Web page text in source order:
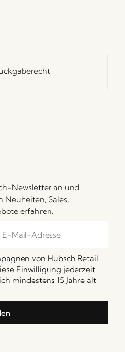
Newsletter an und
Neuheiten, Sales,
erfahren.
von Hübsch Retail
Einwilligung jederzeit
mindestens 15 Jahre alt